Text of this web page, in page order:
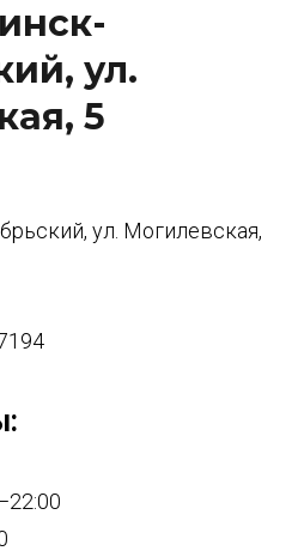
ул.
5
ул. Могилевская,